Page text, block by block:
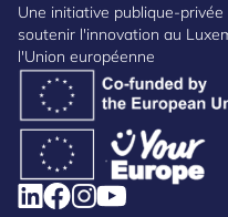
Une initiative publique-
soutenir l'innovation au
l'Union européenne